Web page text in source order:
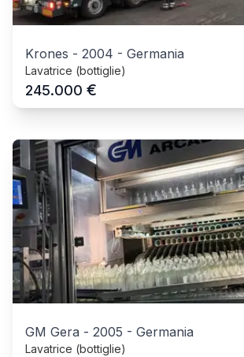
Krones - 2004 - Germania
Lavatrice (bottiglie)
245.000 €
GM Gera - 2005 - Germania
Lavatrice (bottiglie)